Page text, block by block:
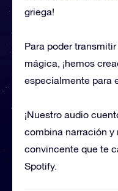
griega!
Para poder
mágica, ¡hemos
especialmente para
¡Nuestro audio
combina narración y
convincente que te
Spotify.